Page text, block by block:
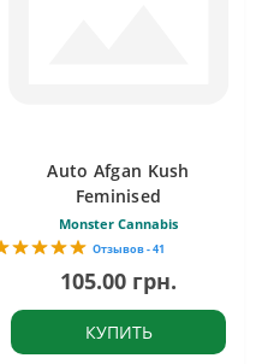
Auto Afgan Kush
Feminised
Monster Cannabis
Отзывов - 41
105.00 грн.
КУПИТЬ